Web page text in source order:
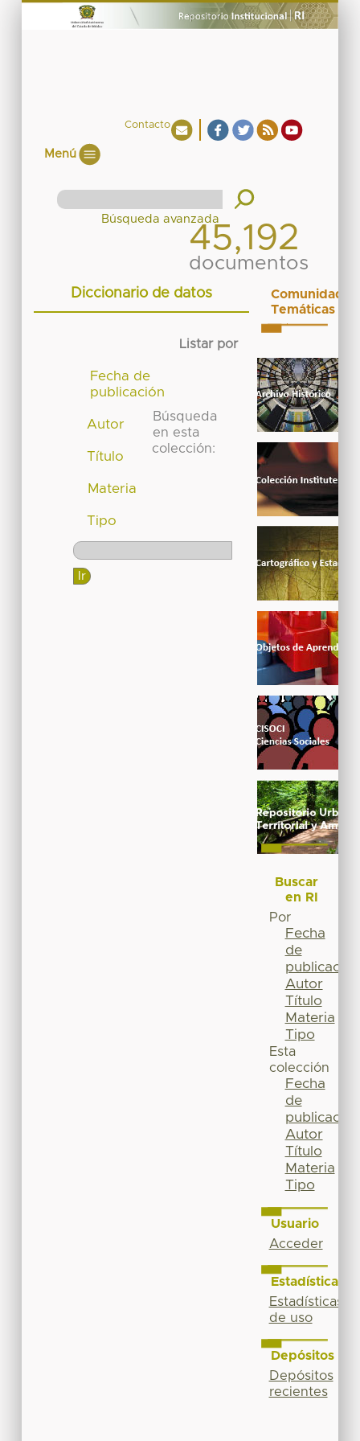
Contacto
Menú
45,192
documentos
Diccionario de datos
Listar por
Fecha de
publicación
Autor
Título
Materia
Tipo
Búsqueda
en esta
colección:
Comunidades
Temáticas
Buscar
en RI
Por
Fecha
de
publicación
Autor
Título
Materia
Tipo
Esta
colección
Fecha
de
publicación
Autor
Título
Materia
Tipo
Usuario
Acceder
Estadísticas
Estadísticas
de uso
Depósitos
Depósitos
recientes